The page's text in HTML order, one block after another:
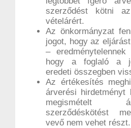
szerződést kötni
vételárért.
Az önkormányzat
jogot, hogy az
–
hogy a foglaló a
eredeti összegben
Az értékesítés
árverési hirdetményt
megismételt
szerződéskötést
vevő nem vehet részt.